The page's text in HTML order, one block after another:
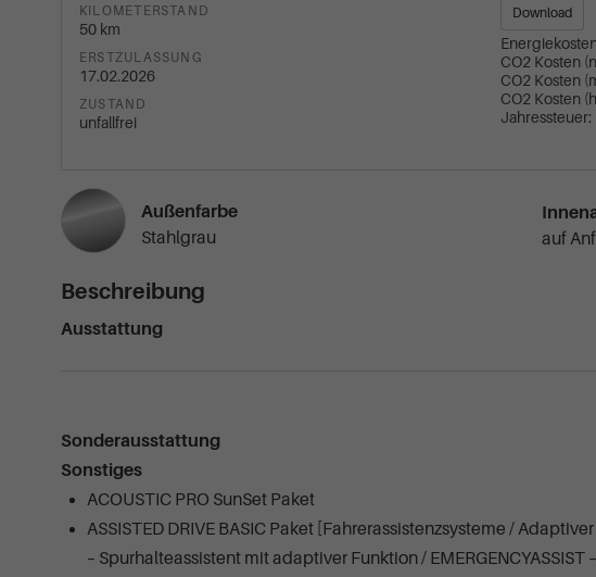
KILOMETERSTAND
50 km
ERSTZULASSUNG
17.02.2026
ZUSTAND
unfallfrei
Download
CO2 Kosten
CO2 Kosten
CO2 Kosten
Jahressteuer:
Außenfarbe
Stahlgrau
auf
Beschreibung
Ausstattung
Sonderausstattung
Sonstiges
ACOUSTIC PRO SunSet Paket
ASSISTED DRIVE BASIC Paket [Fahrerassistenzsysteme /
– Spurhalteassistent mit adaptiver Funktion / EMERGENCYASSIST